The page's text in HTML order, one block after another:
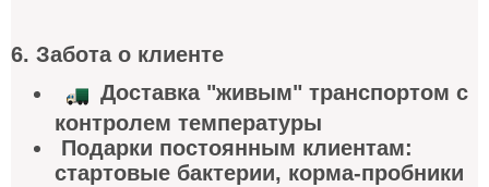
6. Забота о клиенте
Доставка "живым" транспортом с
контролем температуры
Подарки постоянным клиентам:
стартовые бактерии, корма-пробники